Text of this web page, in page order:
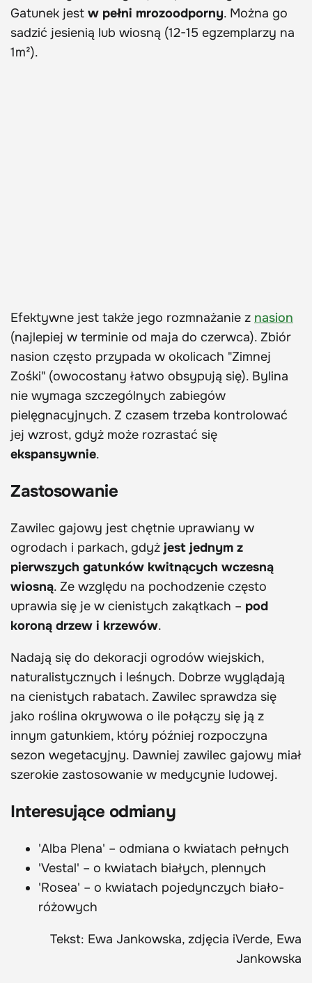
Gatunek jest w pełni mrozoodporny. Można go
sadzić jesienią lub wiosną (12-15 egzemplarzy na
1m²).
Efektywne jest także jego rozmnażanie z nasion
(najlepiej w terminie od maja do czerwca). Zbiór
nasion często przypada w okolicach "Zimnej
Zośki" (owocostany łatwo obsypują się). Bylina
nie wymaga szczególnych zabiegów
pielęgnacyjnych. Z czasem trzeba kontrolować
jej wzrost, gdyż może rozrastać się
ekspansywnie.
Zastosowanie
Zawilec gajowy jest chętnie uprawiany w
ogrodach i parkach, gdyż jest jednym z
pierwszych gatunków kwitnących wczesną
wiosną. Ze względu na pochodzenie często
uprawia się je w cienistych zakątkach – pod
koroną drzew i krzewów.
Nadają się do dekoracji ogrodów wiejskich,
naturalistycznych i leśnych. Dobrze wyglądają
na cienistych rabatach. Zawilec sprawdza się
jako roślina okrywowa o ile połączy się ją z
innym gatunkiem, który później rozpoczyna
sezon wegetacyjny. Dawniej zawilec gajowy miał
szerokie zastosowanie w medycynie ludowej.
Interesujące odmiany
'Alba Plena' – odmiana o kwiatach pełnych
'Vestal' – o kwiatach białych, plennych
'Rosea' – o kwiatach pojedynczych biało-
różowych
Tekst: Ewa Jankowska, zdjęcia iVerde, Ewa
Jankowska